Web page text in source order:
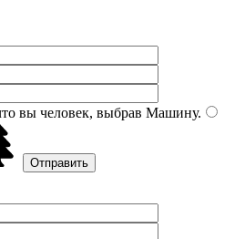
вы человек, выбрав Машину.